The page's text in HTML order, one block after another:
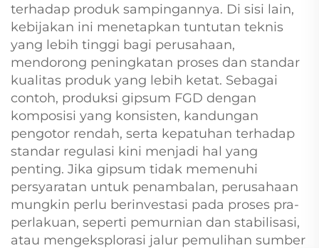
terhadap produk sampingannya. Di sisi lain,
kebijakan ini menetapkan tuntutan teknis
yang lebih tinggi bagi perusahaan,
mendorong peningkatan proses dan standar
kualitas produk yang lebih ketat. Sebagai
contoh, produksi gipsum FGD dengan
komposisi yang konsisten, kandungan
pengotor rendah, serta kepatuhan terhadap
standar regulasi kini menjadi hal yang
penting. Jika gipsum tidak memenuhi
persyaratan untuk penambalan, perusahaan
mungkin perlu berinvestasi pada proses pra-
perlakuan, seperti pemurnian dan stabilisasi,
atau mengeksplorasi jalur pemulihan sumber